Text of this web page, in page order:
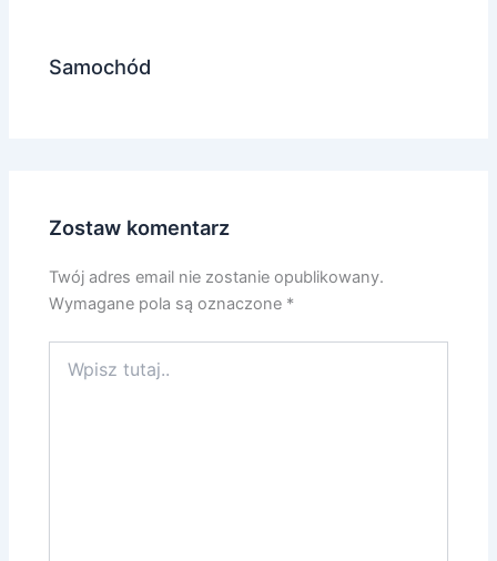
Samochód
Zostaw komentarz
Twój adres email nie zostanie opublikowany.
Wymagane pola są oznaczone *
tutaj..